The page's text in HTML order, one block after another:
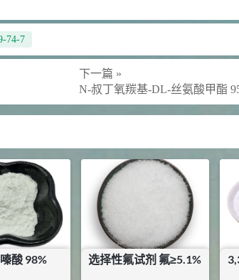
74-7
下一篇 »
N-叔丁氧羰基-DL-丝氨酸甲酯
酸 98% 选择性氟试剂 氟≥5.1%